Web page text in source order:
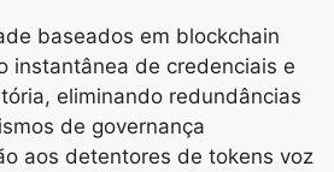
baseados em blockchain
instantânea de credenciais e
eliminando redundâncias
de governança
aos detentores de tokens voz